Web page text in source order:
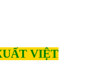
VIỆT